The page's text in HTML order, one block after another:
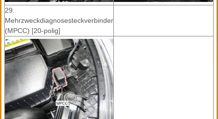
29.
Mehrzweckdiagnosesteckverbinder
(MPCC) [20-polig]